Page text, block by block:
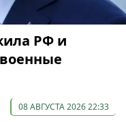
РФ и
08 АВГУСТА 2026 22:33